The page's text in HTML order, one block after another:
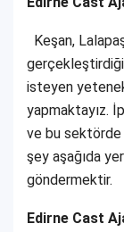
Keşan,
isteyen
yapmaktayız.
ve bu sektörde
şey aşağıda
göndermektir.
Edirne Cast